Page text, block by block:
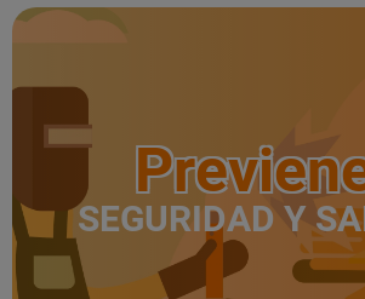
SEGURIDAD Y